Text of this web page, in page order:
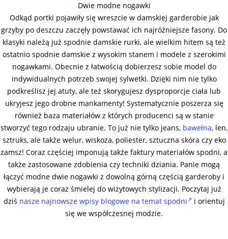
Dwie modne nogawki
Odkąd portki pojawiły się wreszcie w damskiej garderobie jak
grzyby po deszczu zaczęły powstawać ich najróżniejsze fasony. Do
klasyki należą już spodnie damskie rurki, ale wielkim hitem są też
ostatnio spodnie damskie z wysokim stanem i modele z szerokimi
nogawkami. Obecnie z łatwością dobierzesz sobie model do
indywidualnych potrzeb swojej sylwetki. Dzięki nim nie tylko
podkreślisz jej atuty, ale też skorygujesz dysproporcje ciała lub
ukryjesz jego drobne mankamenty! Systematycznie poszerza się
również baza materiałów z których producenci są w stanie
stworzyć tego rodzaju ubranie. To już nie tylko jeans, bawełna, len,
sztruks, ale także welur, wiskoza, poliester, sztuczna skóra czy eko
zamsz! Coraz częściej imponują także faktury materiałów spodni, a
także zastosowane zdobienia czy techniki dziania. Panie mogą
łączyć modne dwie nogawki z dowolną górną częścią garderoby i
wybierają je coraz śmielej do wizytowych stylizacji. Poczytaj już
dziś nasze najnowsze wpisy blogowe na temat spodni
i orientuj
się we współczesnej modzie.